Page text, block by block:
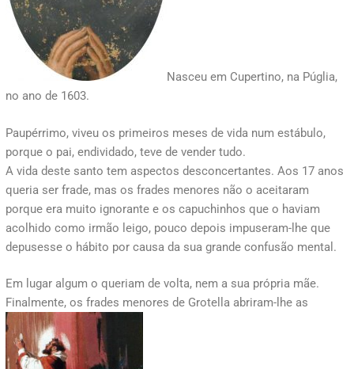
Nasceu em Cupertino, na Púglia,
no ano de 1603.
Paupérrimo, viveu os primeiros meses de vida num estábulo,
porque o pai, endividado, teve de vender tudo.
A vida deste santo tem aspectos desconcertantes. Aos 17 anos
queria ser frade, mas os frades menores não o aceitaram
porque era muito ignorante e os capuchinhos que o haviam
acolhido como irmão leigo, pouco depois impuseram-lhe que
depusesse o hábito por causa da sua grande confusão mental.
Em lugar algum o queriam de volta, nem a sua própria mãe.
Finalmente, os frades menores de Grotella abriram-lhe as